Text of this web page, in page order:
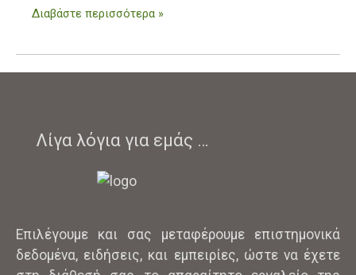
Διαβάστε περισσότερα »
Λίγα λόγια για εμάς …
Επιλέγουμε και σας μεταφέρουμε επιστημονικά
δεδομένα, ειδήσεις, και εμπειρίες, ώστε να έχετε